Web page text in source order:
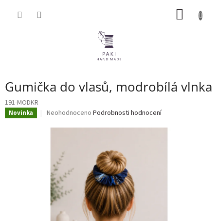
Gumička do vlasů, modrobílá vlnka
191-MODKR
Novinka
Průměrné
produktu
hvězdiček.
Neohodnoceno Podrobnosti hodnocení